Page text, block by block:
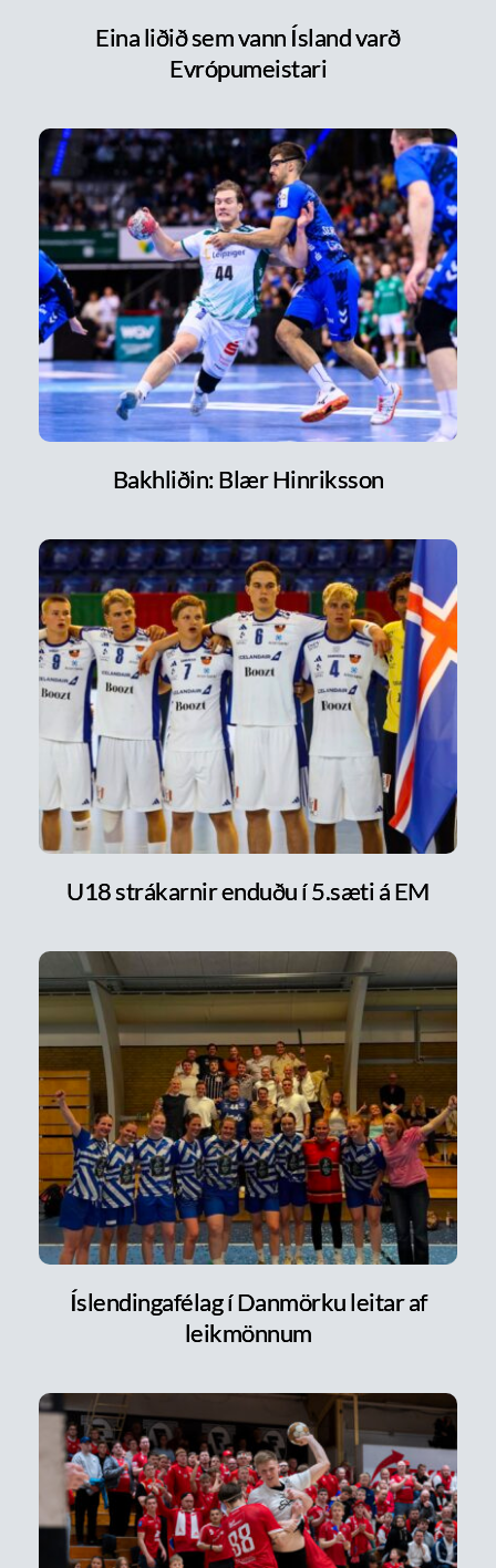
Eina liðið sem vann Ísland varð
Evrópumeistari
Bakhliðin: Blær Hinriksson
U18 strákarnir enduðu í 5.sæti á EM
Íslendingafélag í Danmörku leitar af
leikmönnum